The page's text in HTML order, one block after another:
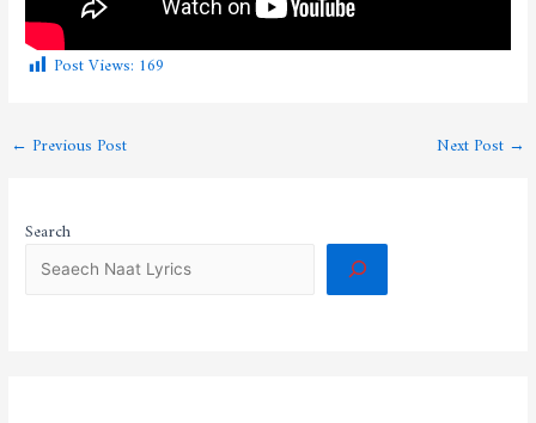
Post Views:169
← Previous Post Next Post→
Search